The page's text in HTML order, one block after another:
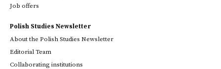
Job offers
Polish Studies Newsletter
About the Polish Studies Newsletter
Editorial Team
Collaborating institutions